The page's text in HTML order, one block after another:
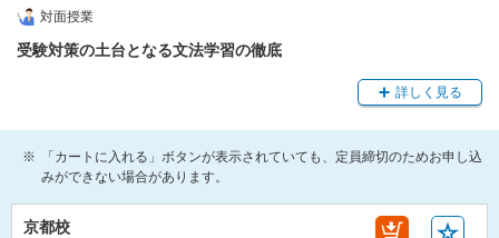
対面授業
受験対策の土台となる文法学習の徹底
詳しく見る
「カートに入れる」ボタンが表示されていても、定員締切のためお申し込
みができない場合があります。
京都校